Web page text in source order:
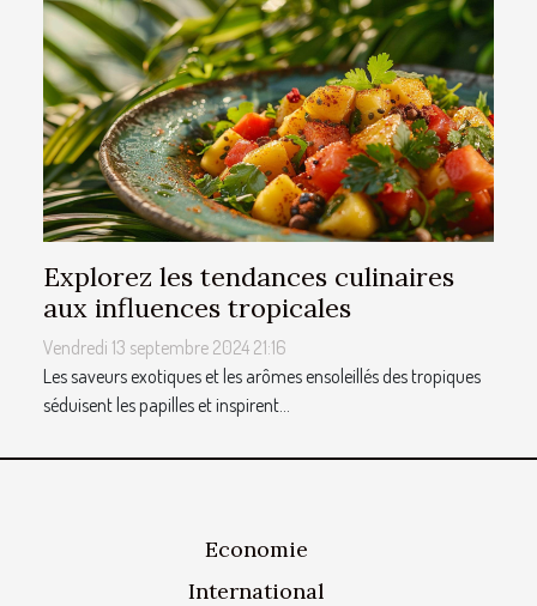
Explorez les tendances culinaires
aux influences tropicales
Vendredi 13 septembre 2024 21:16
Les saveurs exotiques et les arômes ensoleillés des tropiques
séduisent les papilles et inspirent...
Economie
International